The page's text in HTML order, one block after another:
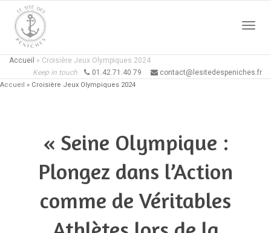
Accueil » Croisière Jeux Olympiques 2024
Keep in touch
01.42.71.40.79 contact@lesitedespeniches.fr
Accueil » Croisière Jeux Olympiques 2024
« Seine Olympique :
Plongez dans l’Action
comme de Véritables